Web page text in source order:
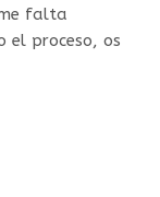
falta
el proceso, os